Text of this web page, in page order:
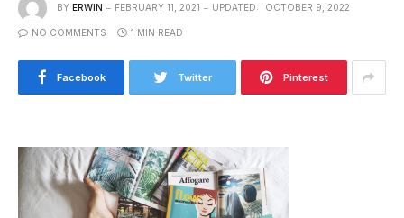
BY ERWIN FEBRUARY 11, 2021 UPDATED: OCTOBER 9, 2022
NO COMMENTS 1 MIN READ
Facebook Twitter Pinterest